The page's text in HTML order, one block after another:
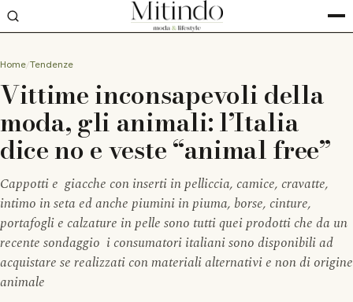
Home Tendenze
Vittime inconsapevoli della
moda, gli animali: l’Italia
dice no e veste “animal free”
Cappotti e giacche con inserti in pelliccia, camice, cravatte,
intimo in seta ed anche piumini in piuma, borse, cinture,
portafogli e calzature in pelle sono tutti quei prodotti che da un
recente sondaggio i consumatori italiani sono disponibili ad
acquistare se realizzati con materiali alternativi e non di origine
animale